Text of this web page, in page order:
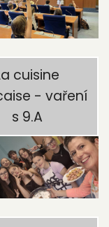
cuisine
- vaření
s 9.A